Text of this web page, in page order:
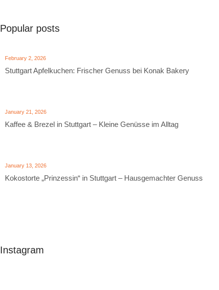
Popular posts
February 2, 2026
Stuttgart Apfelkuchen: Frischer Genuss bei Konak Bakery
January 21, 2026
Kaffee & Brezel in Stuttgart – Kleine Genüsse im Alltag
January 13, 2026
Kokostorte „Prinzessin“ in Stuttgart – Hausgemachter Genuss
Instagram